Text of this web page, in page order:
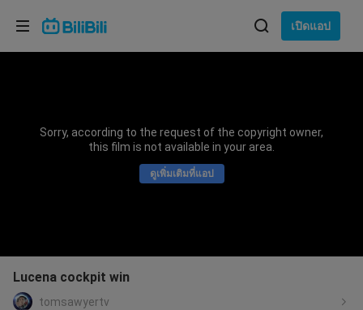
เปิดแอป
Sorry, according to the request of the copyright owner,
this film is not available in your area.
ดูเพิ่มเติมที่แอป
Lucena cockpit win
tomsawyertv
เลือกภาษา